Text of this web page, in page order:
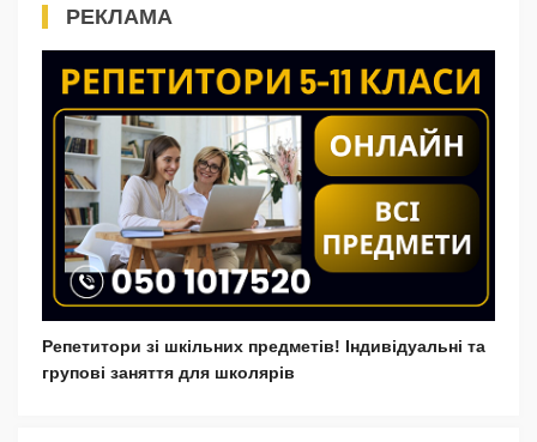
РЕКЛАМА
Репетитори зі шкільних предметів! Індивідуальні та
групові заняття для школярів